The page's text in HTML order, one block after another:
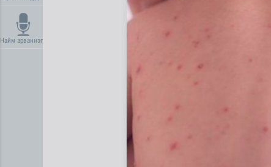
Найм арваннэг
Усны ослоос урьдчилан